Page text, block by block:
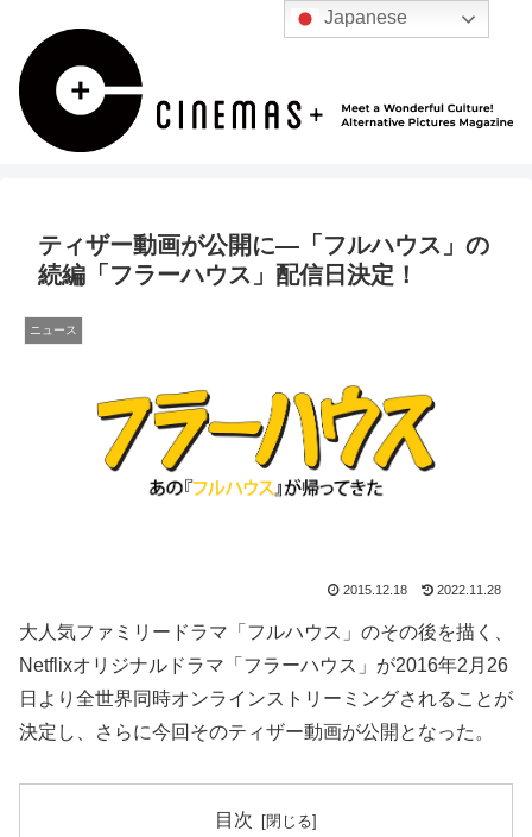
ティザー動画が公開に―「フルハウス」の
続編「フラーハウス」配信日決定！
ニュース
2015.12.18 2022.11.28
大人気ファミリードラマ「フルハウス」のその後を描く、
Netflixオリジナルドラマ「フラーハウス」が2016年2月26
日より全世界同時オンラインストリーミングされることが
決定し、さらに今回そのティザー動画が公開となった。
目次
Japanese